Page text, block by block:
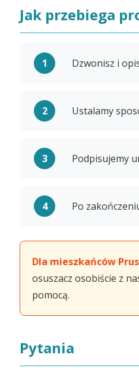
Jak przebiega
Dzwonisz i
Ustalamy
Podpisujemy
Po
Dla mieszkańców
osuszacz osobiście z
pomocą.
Pytania